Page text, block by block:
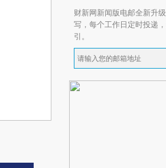
财新网新闻版电邮全新升
写，每个工作日定时投递
引。